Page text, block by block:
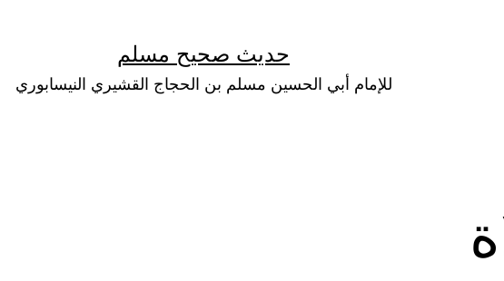
حديث صحيح مسلم
للإمام أبي الحسين مسلم بن الحجاج القشيري النيسابوري